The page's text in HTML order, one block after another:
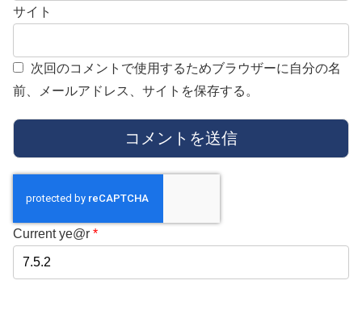
サイト
次回のコメントで使用するためブラウザーに自分の名
前、メールアドレス、サイトを保存する。
Current ye@r *